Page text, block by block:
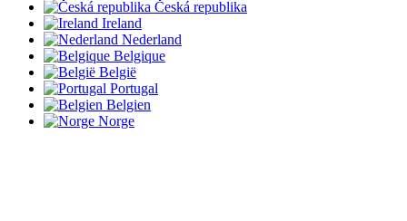
Česká republika
Ireland
Nederland
Belgique
België
Portugal
Belgien
Norge